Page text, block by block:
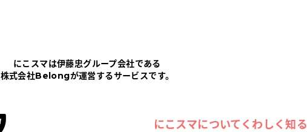
にこスマは伊藤忠グループ会社である
株式会社Belongが運営するサービスです。
にこスマについてくわしく知る